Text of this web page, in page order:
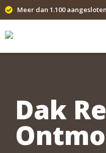
Meer dan 1.100
Dak